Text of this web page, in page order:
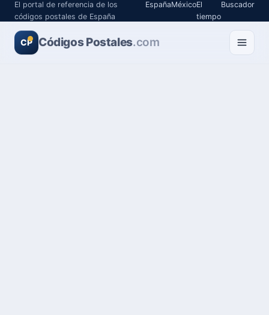
El portal de referencia de los
códigos postales de España
EspañaMéxicoEl
tiempo
Buscador
CP Códigos Postales.com